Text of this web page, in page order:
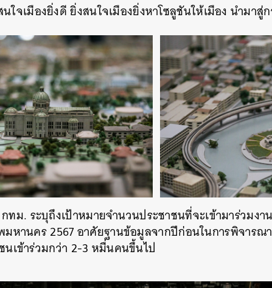
ใจเมืองยิ่งดี ยิ่งสนใจเมืองยิ่งหาโซลูชันให้เมือง นำมา
ม. ระบุถึงเป้าหมายจำนวนประชาชนที่จะเข้ามาร่วมงา
มหานคร 2567 อาศัยฐานข้อมูลจากปีก่อนในการพิจารณ
นเข้าร่วมกว่า 2-3 หมื่นคนขึ้นไป